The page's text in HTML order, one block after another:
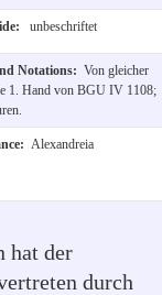
unbeschriftet
Notations: Von gleicher
1. Hand von BGU IV 1108;
Alexandreia
hat der
durch